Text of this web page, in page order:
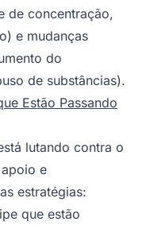
de concentração,
e mudanças
do
de substâncias).
Estão Passando
lutando contra o
e
estratégias:
que estão